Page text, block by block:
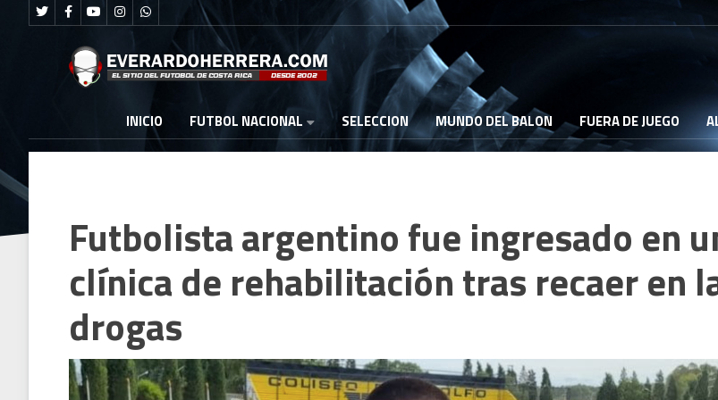
INICIO FUTBOL NACIONAL SELECCION MUNDO DEL BALON FUERA DE JUEGO
Futbolista argentino fue ingresado en
clínica de rehabilitación tras recaer en
drogas